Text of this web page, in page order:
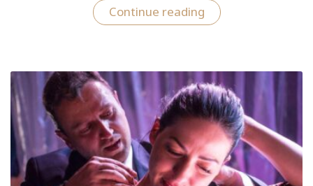
Continue reading“Θέατρο
Αθηνά:
Σφαγής
σε
σκηνοθεσία
Πέτρου
Φιλιππίδη”